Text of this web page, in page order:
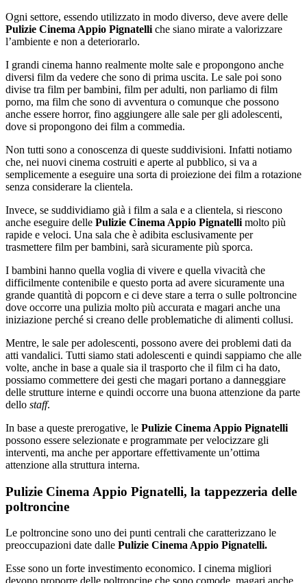
Ogni settore, essendo utilizzato in modo diverso, deve avere delle
Pulizie Cinema Appio Pignatelli che siano mirate a valorizzare
l’ambiente e non a deteriorarlo.
I grandi cinema hanno realmente molte sale e propongono anche
diversi film da vedere che sono di prima uscita. Le sale poi sono
divise tra film per bambini, film per adulti, non parliamo di film
porno, ma film che sono di avventura o comunque che possono
anche essere horror, fino aggiungere alle sale per gli adolescenti,
dove si propongono dei film a commedia.
Non tutti sono a conoscenza di queste suddivisioni. Infatti notiamo
che, nei nuovi cinema costruiti e aperte al pubblico, si va a
semplicemente a eseguire una sorta di proiezione dei film a rotazione
senza considerare la clientela.
Invece, se suddividiamo già i film a sala e a clientela, si riescono
anche eseguire delle Pulizie Cinema Appio Pignatelli molto più
rapide e veloci. Una sala che è adibita esclusivamente per
trasmettere film per bambini, sarà sicuramente più sporca.
I bambini hanno quella voglia di vivere e quella vivacità che
difficilmente contenibile e questo porta ad avere sicuramente una
grande quantità di popcorn e ci deve stare a terra o sulle poltroncine
dove occorre una pulizia molto più accurata e magari anche una
iniziazione perché si creano delle problematiche di alimenti collusi.
Mentre, le sale per adolescenti, possono avere dei problemi dati da
atti vandalici. Tutti siamo stati adolescenti e quindi sappiamo che alle
volte, anche in base a quale sia il trasporto che il film ci ha dato,
possiamo commettere dei gesti che magari portano a danneggiare
delle strutture interne e quindi occorre una buona attenzione da parte
dello staff.
In base a queste prerogative, le Pulizie Cinema Appio Pignatelli
possono essere selezionate e programmate per velocizzare gli
interventi, ma anche per apportare effettivamente un’ottima
attenzione alla struttura interna.
Pulizie Cinema Appio Pignatelli, la tappezzeria delle
poltroncine
Le poltroncine sono uno dei punti centrali che caratterizzano le
preoccupazioni date dalle Pulizie Cinema Appio Pignatelli.
Esse sono un forte investimento economico. I cinema migliori